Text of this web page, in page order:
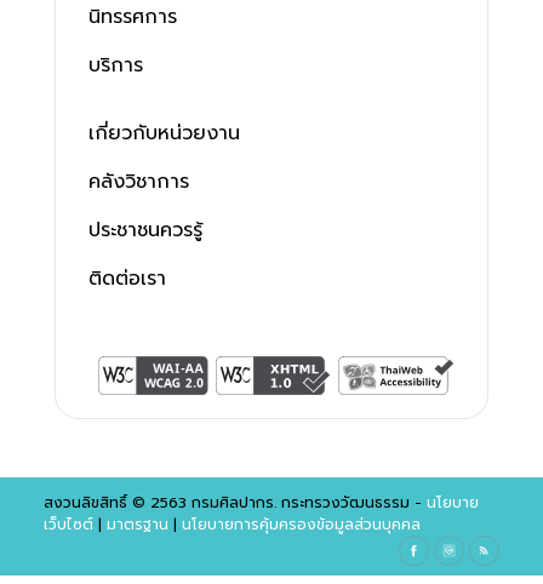
นิทรรศการ
บริการ
เกี่ยวกับหน่วยงาน
คลังวิชาการ
ประชาชนควรรู้
ติดต่อเรา
สงวนลิขสิทธิ์ © 2563 กรมศิลปากร. กระทรวงวัฒนธรรม - นโยบาย
เว็บไซต์| มาตรฐาน | นโยบายการคุ้มครองข้อมูลส่วนบุคคล